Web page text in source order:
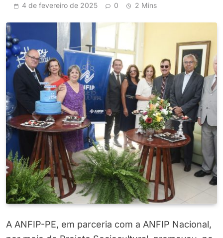
4 de fevereiro de 2025 0 2 Mins
A ANFIP-PE, em parceria com a ANFIP Nacional,